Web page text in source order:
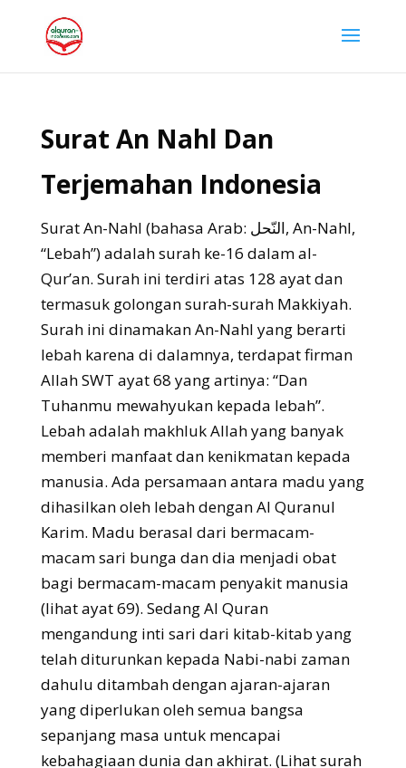
Surat An Nahl Dan
Terjemahan Indonesia
Surat An-Nahl (bahasa Arab: النّحل, An-Nahl,
“Lebah”) adalah surah ke-16 dalam al-
Qur’an. Surah ini terdiri atas 128 ayat dan
termasuk golongan surah-surah Makkiyah.
Surah ini dinamakan An-Nahl yang berarti
lebah karena di dalamnya, terdapat firman
Allah SWT ayat 68 yang artinya: “Dan
Tuhanmu mewahyukan kepada lebah”.
Lebah adalah makhluk Allah yang banyak
memberi manfaat dan kenikmatan kepada
manusia. Ada persamaan antara madu yang
dihasilkan oleh lebah dengan Al Quranul
Karim. Madu berasal dari bermacam-
macam sari bunga dan dia menjadi obat
bagi bermacam-macam penyakit manusia
(lihat ayat 69). Sedang Al Quran
mengandung inti sari dari kitab-kitab yang
telah diturunkan kepada Nabi-nabi zaman
dahulu ditambah dengan ajaran-ajaran
yang diperlukan oleh semua bangsa
sepanjang masa untuk mencapai
kebahagiaan dunia dan akhirat. (Lihat surah